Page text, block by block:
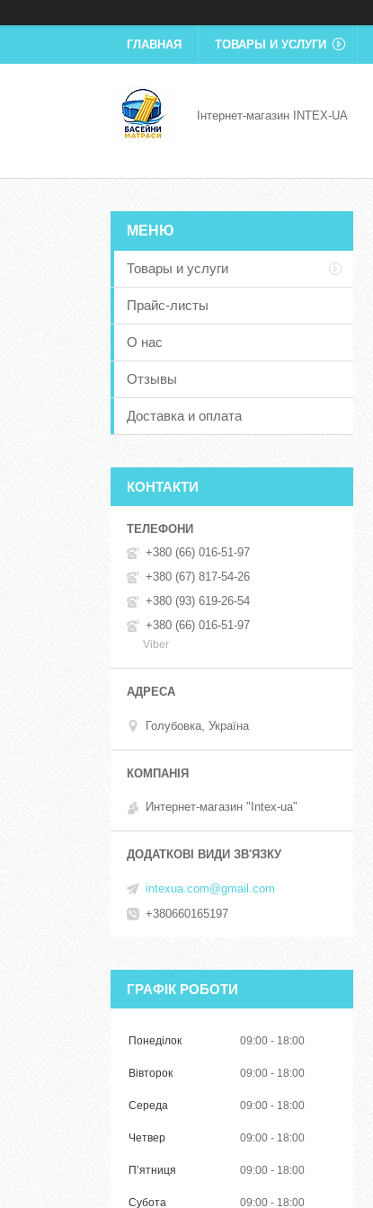
ГЛАВНАЯ ТОВАРЫ И УСЛУГИ
Інтернет-магазин INTEX-UA
Товары и услуги
Прайс-листы
О нас
Отзывы
Доставка и оплата
КОНТАКТИ
+380 (66) 016-51-97
+380 (67) 817-54-26
+380 (93) 619-26-54
+380 (66) 016-51-97
Viber
Голубовка, Україна
Интернет-магазин "Intex-ua"
intexua.com@gmail.com
+380660165197
ГРАФІК РОБОТИ
Понеділок 09:00 18:00
Вівторок 09:00 18:00
Середа 09:00 18:00
Четвер 09:00 18:00
Пʼятниця 09:00 18:00
Субота 09:00 18:00